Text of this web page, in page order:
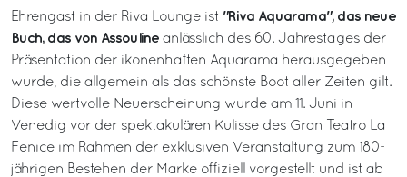
Ehrengast in der Riva Lounge ist "Riva Aquarama", das neue
Buch, das von Assouline anlässlich des 60. Jahrestages der
Präsentation der ikonenhaften Aquarama herausgegeben
wurde, die allgemein als das schönste Boot aller Zeiten gilt.
Diese wertvolle Neuerscheinung wurde am 11. Juni in
Venedig vor der spektakulären Kulisse des Gran Teatro La
Fenice im Rahmen der exklusiven Veranstaltung zum 180-
jährigen Bestehen der Marke offiziell vorgestellt und ist ab